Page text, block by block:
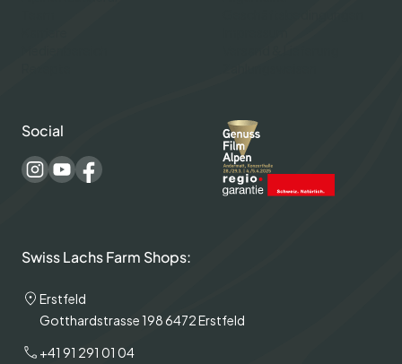
Social
Swiss Lachs Farm Shops:
Erstfeld
Gotthardstrasse 198 6472 Erstfeld
+41 91 291 01 04